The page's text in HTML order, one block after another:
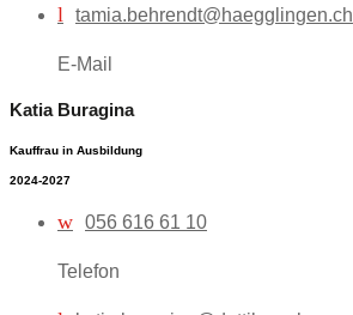
l tamia.behrendt@haegglingen.ch
E-Mail
Katia Buragina
Kauffrau in Ausbildung
2024-2027
w 056 616 61 10
Telefon